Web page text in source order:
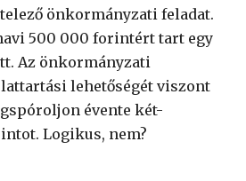
önkormányzati feladat.
500 000 forintért tart egy
Az önkormányzati
lehetőségét viszont
évente két-
Logikus, nem?